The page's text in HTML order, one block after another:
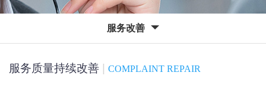
服务改善
服务质量持续改善 COMPLAINT REPAIR